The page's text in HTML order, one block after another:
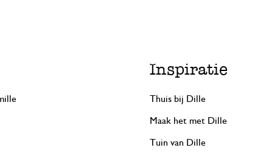
Inspiratie
Thuis bij Dille
Maak het met Dille
Tuin van Dille